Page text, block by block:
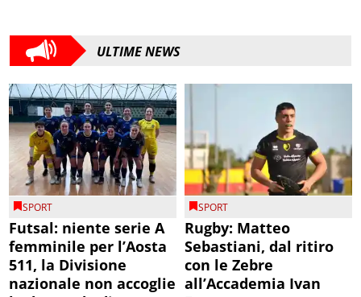
ULTIME NEWS
SPORT
Futsal: niente serie A
femminile per l’Aosta
511, la Divisione
nazionale non accoglie
SPORT
Rugby: Matteo
Sebastiani, dal ritiro
con le Zebre
all’Accademia Ivan